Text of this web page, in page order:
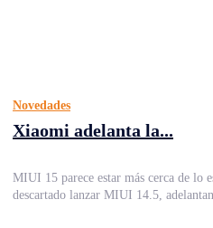
Novedades
Xiaomi adelanta la...
MIUI 15 parece estar más cerca de lo
descartado lanzar MIUI 14.5,